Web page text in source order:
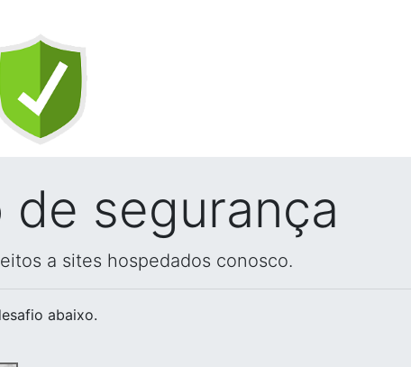
segurança
a sites hospedados conosco.
abaixo.